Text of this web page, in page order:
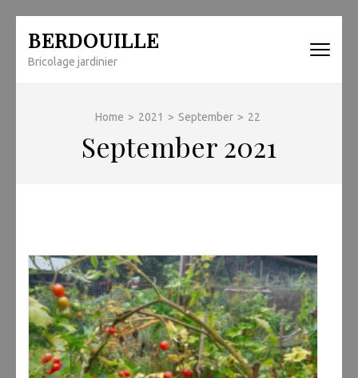
content
BERDOUILLE
Bricolage jardinier
Home > 2021 > September > 22
September 2021